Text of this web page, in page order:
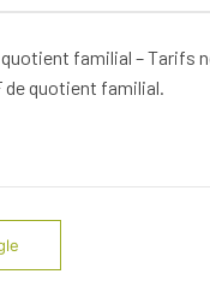
familial – Tarifs
quotient familial.